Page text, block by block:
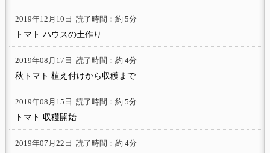
2019年12月10日 読了時間：約 5分
トマト ハウスの土作り
2019年08月17日 読了時間：約 4分
秋トマト 植え付けから収穫まで
2019年08月15日 読了時間：約 5分
トマト 収穫開始
2019年07月22日 読了時間：約 4分